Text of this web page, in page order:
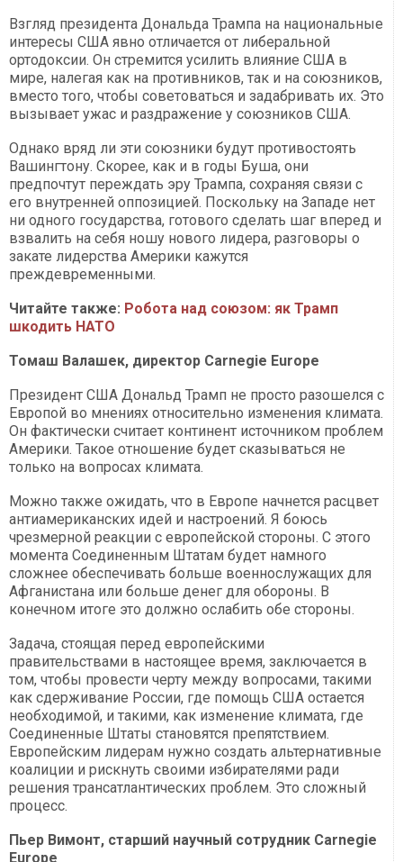
Взгляд президента Дональда Трампа на национальные
интересы США явно отличается от либеральной
ортодоксии. Он стремится усилить влияние США в
мире, налегая как на противников, так и на союзников,
вместо того, чтобы советоваться и задабривать их. Это
вызывает ужас и раздражение у союзников США.
Однако вряд ли эти союзники будут противостоять
Вашингтону. Скорее, как и в годы Буша, они
предпочтут переждать эру Трампа, сохраняя связи с
его внутренней оппозицией. Поскольку на Западе нет
ни одного государства, готового сделать шаг вперед и
взвалить на себя ношу нового лидера, разговоры о
закате лидерства Америки кажутся
преждевременными.
Читайте также: Робота над союзом: як Трамп
шкодить НАТО
Томаш Валашек, директор Carnegie Europe
Президент США Дональд Трамп не просто разошелся с
Европой во мнениях относительно изменения климата.
Он фактически считает континент источником проблем
Америки. Такое отношение будет сказываться не
только на вопросах климата.
Можно также ожидать, что в Европе начнется расцвет
антиамериканских идей и настроений. Я боюсь
чрезмерной реакции с европейской стороны. С этого
момента Соединенным Штатам будет намного
сложнее обеспечивать больше военнослужащих для
Афганистана или больше денег для обороны. В
конечном итоге это должно ослабить обе стороны.
Задача, стоящая перед европейскими
правительствами в настоящее время, заключается в
том, чтобы провести черту между вопросами, такими
как сдерживание России, где помощь США остается
необходимой, и такими, как изменение климата, где
Соединенные Штаты становятся препятствием.
Европейским лидерам нужно создать альтернативные
коалиции и рискнуть своими избирателями ради
решения трансатлантических проблем. Это сложный
процесс.
Пьер Вимонт, старший научный сотрудник Carnegie
Europe